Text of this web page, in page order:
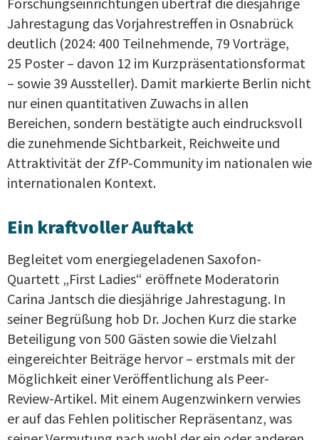
Jahrestagung das Vorjahrestreffen in Osnabrück
deutlich (2024: 400 Teilnehmende, 79 Vorträge,
25 Poster – davon 12 im Kurzpräsentationsformat
– sowie 39 Aussteller). Damit markierte Berlin nicht
nur einen quantitativen Zuwachs in allen
Bereichen, sondern bestätigte auch eindrucksvoll
die zunehmende Sichtbarkeit, Reichweite und
Attraktivität der ZfP-Community im nationalen wie
internationalen Kontext.
Ein kraftvoller Auftakt
Begleitet vom energiegeladenen Saxofon-
Quartett „First Ladies“ eröffnete Moderatorin
Carina Jantsch die diesjährige Jahrestagung. In
seiner Begrüßung hob Dr. Jochen Kurz die starke
Beteiligung von 500 Gästen sowie die Vielzahl
eingereichter Beiträge hervor – erstmals mit der
Möglichkeit einer Veröffentlichung als Peer-
Review-Artikel. Mit einem Augenzwinkern verwies
er auf das Fehlen politischer Repräsentanz, was